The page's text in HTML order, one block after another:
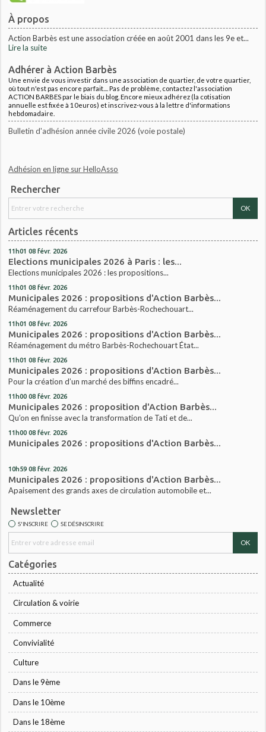
À propos
Action Barbès est une association créée en août 2001 dans les 9e et...
Lire la suite
Adhérer à Action Barbès
Une envie de vous investir dans une association de quartier, de votre quartier,
où tout n'est pas encore parfait.... Pas de problème, contactez l'association
ACTION BARBES par le biais du blog. Encore mieux adhérez (la cotisation
annuelle est fixée à 10euros) et inscrivez-vous à la lettre d'informations
hebdomadaire.
Bulletin d'adhésion année civile 2026 (voie postale)
Adhésion en ligne sur HelloAsso
Rechercher
Articles récents
11h01 08 févr. 2026
Elections municipales 2026 à Paris : les...
Elections municipales 2026 : les propositions...
11h01 08 févr. 2026
Municipales 2026 : propositions d'Action Barbès...
Réaménagement du carrefour Barbès-Rochechouart...
11h01 08 févr. 2026
Municipales 2026 : propositions d'Action Barbès...
Réaménagement du métro Barbès-Rochechouart État...
11h01 08 févr. 2026
Municipales 2026 : propositions d'Action Barbès...
Pour la création d’un marché des biffins encadré...
11h00 08 févr. 2026
Municipales 2026 : proposition d'Action Barbès...
Qu’on en finisse avec la transformation de Tati et de...
11h00 08 févr. 2026
Municipales 2026 : propositions d'Action Barbès...
10h59 08 févr. 2026
Municipales 2026 : propositions d'Action Barbès...
Apaisement des grands axes de circulation automobile et...
Newsletter
S'INSCRIRE SE DÉSINSCRIRE
Catégories
Actualité
Circulation & voirie
Commerce
Convivialité
Culture
Dans le 9ème
Dans le 10ème
Dans le 18ème